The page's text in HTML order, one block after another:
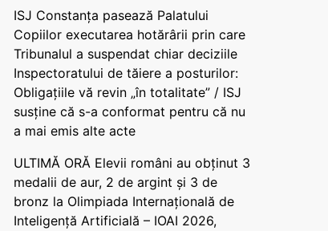
ISJ Constanța pasează Palatului
Copiilor executarea hotărârii prin care
Tribunalul a suspendat chiar deciziile
Inspectoratului de tăiere a posturilor:
Obligațiile vă revin „în totalitate” / ISJ
susține că s-a conformat pentru că nu
a mai emis alte acte
ULTIMĂ ORĂ Elevii români au obținut 3
medalii de aur, 2 de argint și 3 de
bronz la Olimpiada Internațională de
Inteligență Artificială – IOAI 2026,